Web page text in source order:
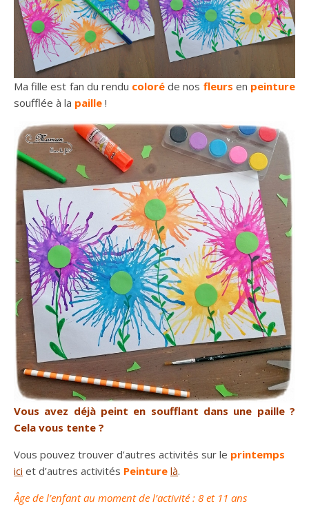
Ma fille est fan du rendu coloré de nos fleurs en peinture
soufflée à la paille !
Vous avez déjà peint en soufflant dans une paille ?
Cela vous tente ?
Vous pouvez trouver d’autres activités sur le printemps
ici et d’autres activités Peinture là.
Âge de l’enfant au moment de l’activité : 8 et 11 ans